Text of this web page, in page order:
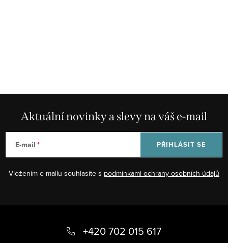
y
v
Aktuální novinky a slevy na váš e-mail
E-mail
Vložením e-mailu souhlasíte s podmínkami ochrany osobních údajů
PŘIHLÁSIT SE
+420 702 015 617